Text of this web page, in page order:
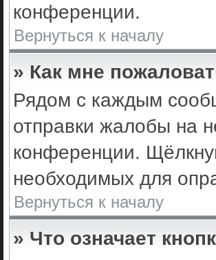
конференции.
Вернуться к началу
» Как мне
Рядом с каждым
отправки жалобы на
конференции.
необходимых для
Вернуться к началу
» Что означает